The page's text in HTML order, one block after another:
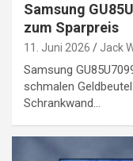
Samsung
zum Sparpreis
11. Juni 2026 Jack
Samsung
schmalen
Schrankwand…